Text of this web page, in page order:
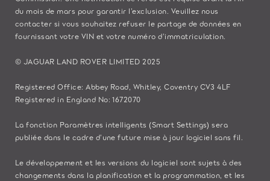
du mois de mars pour garantir l’exclusion. Veuillez nous
contacter si vous souhaitez refuser le partage de données en
fournissant votre VIN et votre numéro d’immatriculation.
© JAGUAR LAND ROVER LIMITED 2025
Registered Office: Abbey Road, Whitley, Coventry CV3 4LF
Registered in England No: 1672070
La fonction Paramètres intelligents (Smart Settings) sera
publiée dans le cadre d’une future mise à jour logiciel sans fil.
Le développement et les versions du logiciel sont sujets à des
changements dans la planification et la programmation, et les